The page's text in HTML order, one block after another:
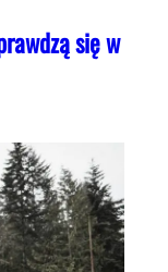
się w